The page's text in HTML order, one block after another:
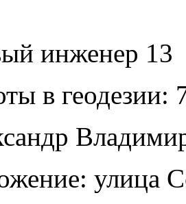
инженер 13
в геодезии:
улица